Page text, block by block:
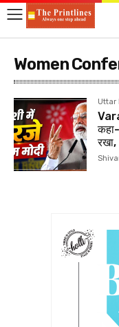
Women
Uttar